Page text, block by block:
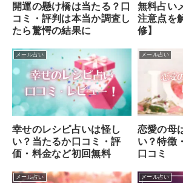
開運の懸け橋は当たる？口
コミ・評判は本当か調査し
たら驚愕の結果に
無料占い
注意点を
修】
メール占い
幸せのレシピ占いは怪し
い？当たるか口コミ・評
価・料金など初回無料
メール占い
恋愛の母
い？特徴
口コミ
メール占い メール占い